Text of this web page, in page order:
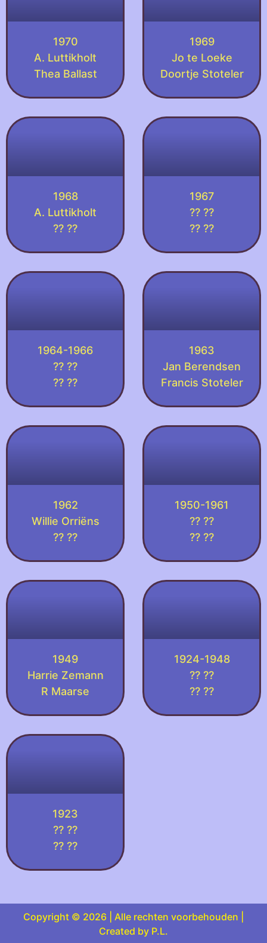
1970
A. Luttikholt
Thea Ballast
1969
Jo te Loeke
Doortje Stoteler
1968
A. Luttikholt
?? ??
1967
?? ??
?? ??
1964-1966
?? ??
?? ??
1963
Jan Berendsen
Francis Stoteler
1962
Willie Orriëns
?? ??
1950-1961
?? ??
?? ??
1949
Harrie Zemann
R Maarse
1924-1948
?? ??
?? ??
1923
?? ??
?? ??
Copyright © 2026 | Alle rechten voorbehouden |
Created by P.L.